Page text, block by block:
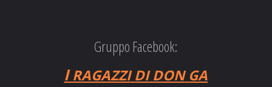
Gruppo Facebook:
IRAGAZZI DI DON GA